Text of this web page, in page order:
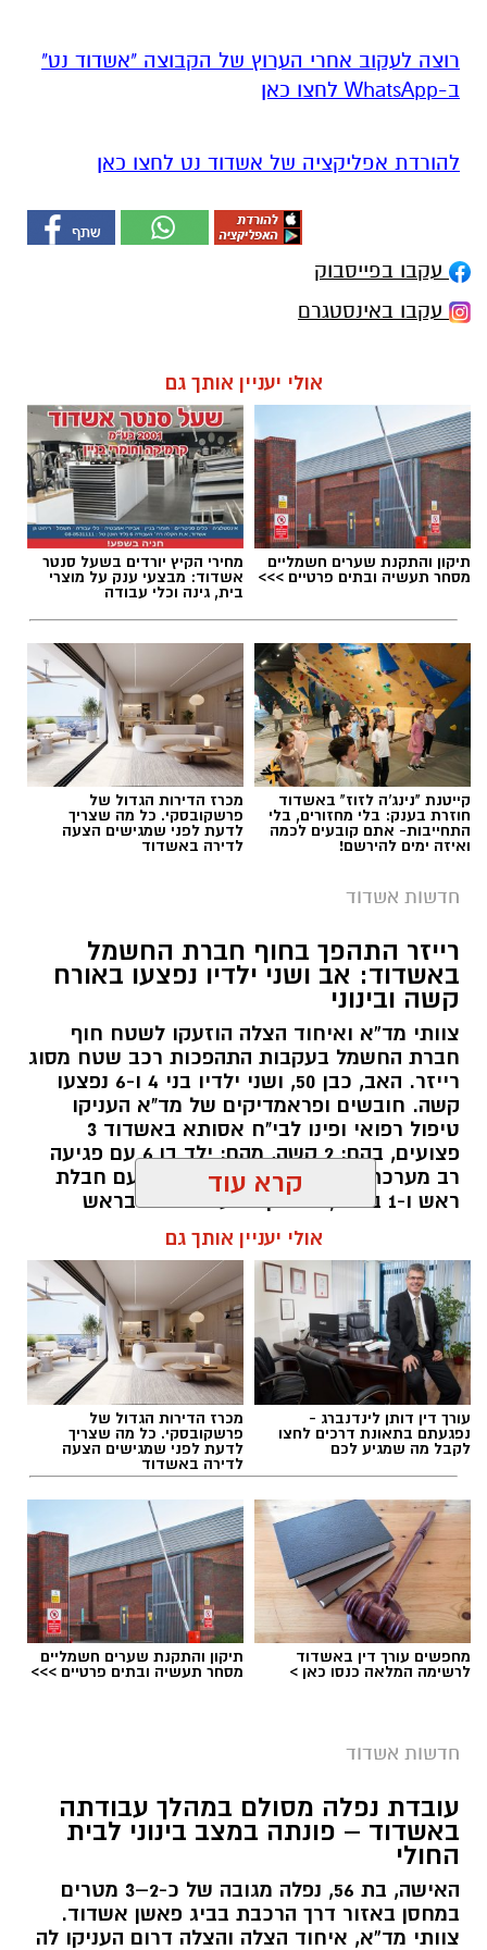
רוצה לעקוב אחרי הערוץ של הקבוצה "אשדוד נט"
ב-WhatsApp לחצו כאן
להורדת אפליקציה של אשדוד נט לחצו כאן
עקבו בפייסבוק
עקבו באינסטגרם
אולי יעניין אותך גם
תיקון והתקנת שערים חשמליים
מסחר תעשיה ובתים פרטיים >>>
מחירי הקיץ יורדים בשעל סנטר
אשדוד: מבצעי ענק על מוצרי
בית, גינה וכלי עבודה
קייטנת "נינג'ה לזוז" באשדוד
חוזרת בענק: בלי מחזורים, בלי
התחייבות- אתם קובעים לכמה
ואיזה ימים להירשם!
מכרז הדירות הגדול של
פרשקובסקי. כל מה שצריך
לדעת לפני שמגישים הצעה
לדירה באשדוד
חדשות אשדוד
רייזר התהפך בחוף חברת החשמל
באשדוד: אב ושני ילדיו נפצעו באורח
קשה ובינוני
צוותי מד”א ואיחוד הצלה הוזעקו לשטח חוף
חברת החשמל בעקבות התהפכות רכב שטח מסוג
רייזר. האב, כבן 50, ושני ילדיו בני 4 ו-6 נפצעו
קשה. חובשים ופראמדיקים של מד"א העניקו
טיפול רפואי ופינו לבי"ח אסותא באשדוד 3
פצועים, בהם: 2 קשה, מהם: ילד בן 6 עם פגיעה
רב מערכתית מחוסר הכרה וילד בן 4 עם חבלת
ראש ו-1 בינוני, גבר בן 36 עם חבלות בראש
להאזנה לתוכן:
עופר אשטוקר / 18:24 07.08.26
תגים: התהפכות רייזר באשדוד
קרא עוד
אולי יעניין אותך גם
עורך דין דותן לינדנברג -
נפגעתם בתאונת דרכים לחצו
לקבל מה שמגיע לכם
מכרז הדירות הגדול של
פרשקובסקי. כל מה שצריך
לדעת לפני שמגישים הצעה
לדירה באשדוד
מחפשים עורך דין באשדוד
לרשימה המלאה כנסו כאן >
תיקון והתקנת שערים חשמליים
מסחר תעשיה ובתים פרטיים >>>
חדשות אשדוד
עובדת נפלה מסולם במהלך עבודתה
באשדוד – פונתה במצב בינוני לבית
החולי
האישה, בת 56, נפלה מגובה של כ-2–3 מטרים
במחסן באזור דרך הרכבת בביג פאשן אשדוד.
צוותי מד”א, איחוד הצלה והצלה דרום העניקו לה